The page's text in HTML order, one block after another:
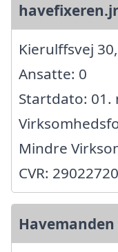
Kierulffsvej
Ansatte: 0
Startdato: 01.
Mindre
CVR: 29022720